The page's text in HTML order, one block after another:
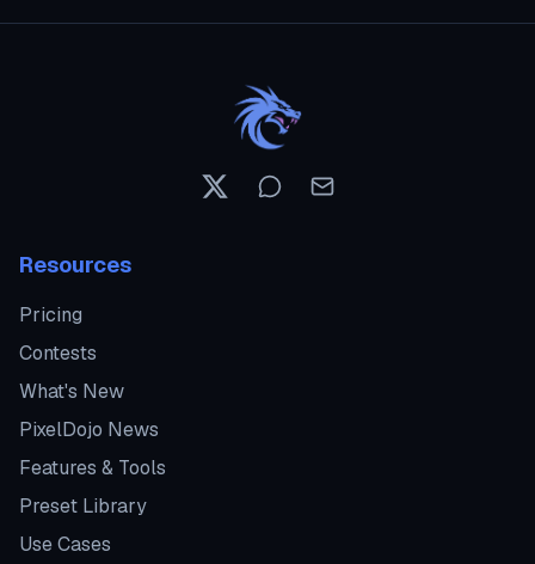
Resources
Pricing
Contests
What's New
PixelDojo News
Features & Tools
Preset Library
Use Cases